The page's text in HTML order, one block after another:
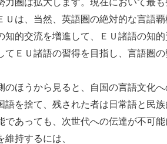
圏は拡大します。現在において最
は、当然、英語圏の絶対的な言語
的交流を増進して、ＥＵ諸語の知
ＥＵ諸語の習得を目指し、言語圏
ほうから見ると、自国の言語文化へ
を捨て、残された者は日常語と民
あっても、次世代への伝達が不可
持するには、